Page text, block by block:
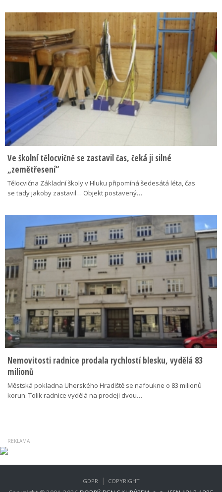
Ve školní tělocvičně se zastavil čas, čeká ji silné
„zemětřesení“
Tělocvična Základní školy v Hluku připomíná šedesátá léta, čas
se tady jakoby zastavil… Objekt postavený…
Nemovitosti radnice prodala rychlostí blesku, vydělá 83
milionů
Městská pokladna Uherského Hradiště se nafoukne o 83 milionů
korun. Tolik radnice vydělá na prodeji dvou…
GDPR | COPYRIGHT